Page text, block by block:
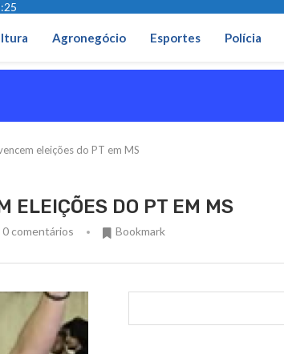
Agronegócio Esportes Polícia
eleições do PT em MS
ELEIÇÕES DO PT EM MS
0 comentários Bookmark